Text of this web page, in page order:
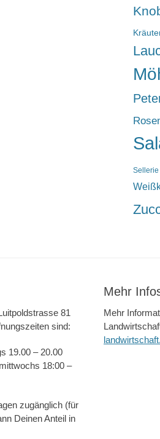
Sellerie
81
sind:
19.00 – 20.00
18:00 –
zugänglich (für
Deinen Anteil in
Mehr
Mehr